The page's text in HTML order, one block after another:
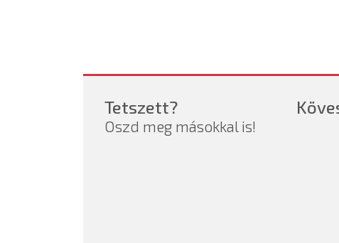
Tetszett?
Oszd meg másokkal is!